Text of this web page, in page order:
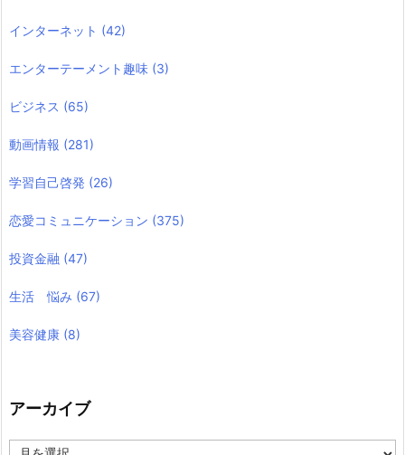
インターネット (42)
エンターテーメント趣味 (3)
ビジネス (65)
動画情報 (281)
学習自己啓発 (26)
恋愛コミュニケーション (375)
投資金融 (47)
生活 悩み (67)
美容健康 (8)
アーカイブ